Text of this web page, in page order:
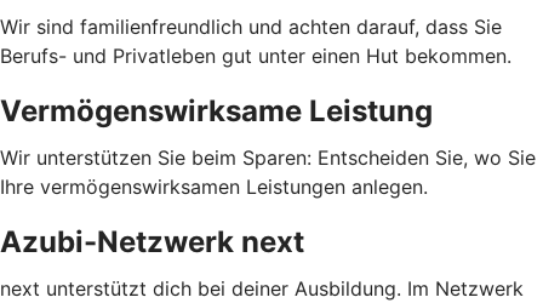
Wir sind familienfreundlich und achten darauf, dass Sie
Berufs- und Privatleben gut unter einen Hut bekommen.
Vermögenswirksame Leistung
Wir unterstützen Sie beim Sparen: Entscheiden Sie, wo Sie
Ihre vermögenswirksamen Leistungen anlegen.
Azubi-Netzwerk next
next unterstützt dich bei deiner Ausbildung. Im Netzwerk